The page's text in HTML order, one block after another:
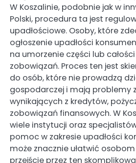
W Koszalinie, podobnie jak w
Polski, procedura ta jest
upadłościowe. Osoby, które
ogłoszenie upadłości
na umorzenie części lub
zobowiązań. Proces ten jest
do osób, które nie prowadzą
gospodarczej i mają problemy
wynikających z kredytów,
zobowiązań finansowych. W
wiele instytucji oraz
pomoc w zakresie upadłości
może znacznie ułatwić
przejście przez ten